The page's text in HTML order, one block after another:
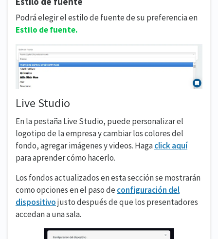
Podrá elegir el estilo de fuente de su preferencia en
Estilo de fuente.
Live Studio
En la pestaña Live Studio, puede personalizar el
logotipo de la empresa y cambiar los colores del
fondo, agregar imágenes y videos. Hagaclick aquí
para aprender cómo hacerlo.
Los fondos actualizados en esta sección se mostrarán
como opciones en el paso de configuración del
dispositivojusto después de que los presentadores
accedan a una sala.